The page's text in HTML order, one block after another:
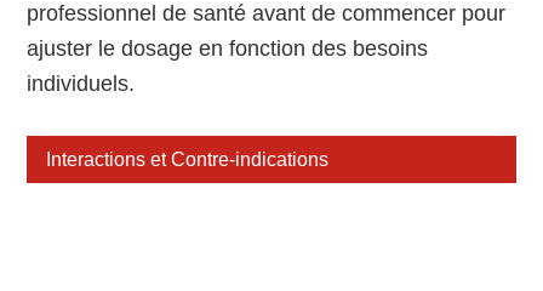
professionnel de santé avant de commencer pour
ajuster le dosage en fonction des besoins
individuels.
Interactions et Contre-indications